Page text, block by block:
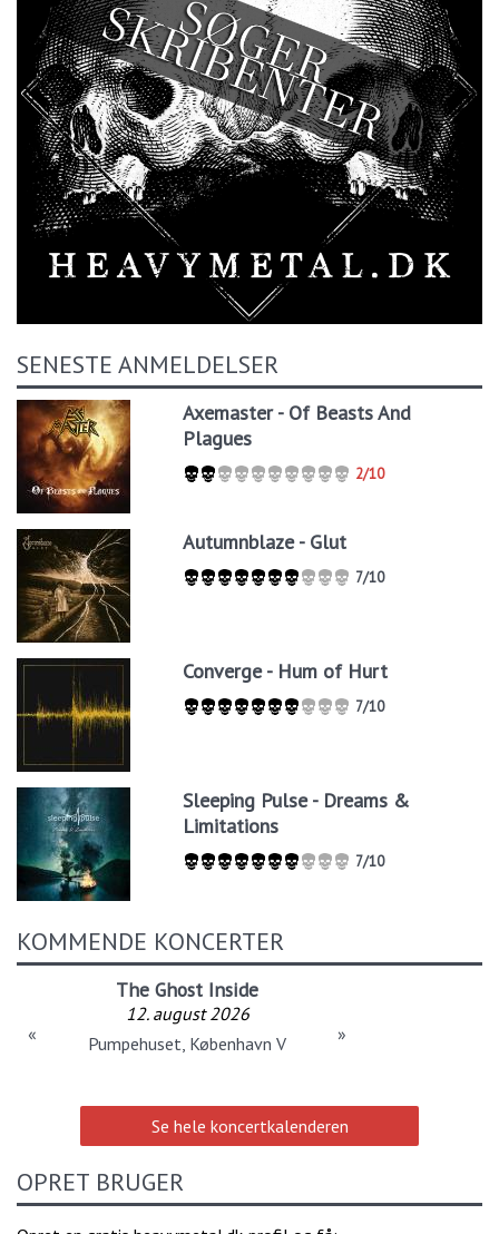
SENESTE ANMELDELSER
Axemaster - Of Beasts And
Plagues
2/10
Autumnblaze - Glut
7/10
Converge - Hum of Hurt
7/10
Sleeping Pulse - Dreams &
Limitations
7/10
KOMMENDE KONCERTER
The Ghost Inside
12. august 2026
Pumpehuset, København V
« »
Se hele koncertkalenderen
OPRET BRUGER